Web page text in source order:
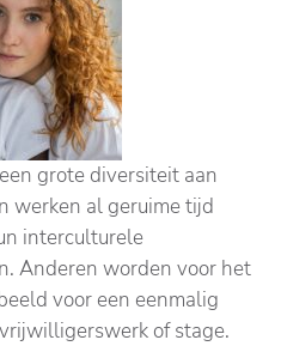
grote diversiteit aan
werken al geruime tijd
interculturele
Anderen worden voor het
voor een eenmalig
of stage.